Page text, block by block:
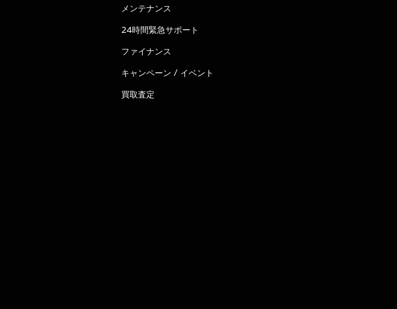
メンテナンス
24時間緊急サポート
ファイナンス
キャンペーン / イベント
買取査定